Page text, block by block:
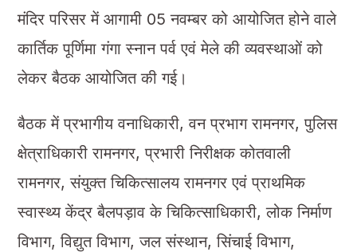
मंदिर परिसर में आगामी 05 नवम्बर को आयोजित होने वाले
कार्तिक पूर्णिमा गंगा स्नान पर्व एवं मेले की व्यवस्थाओं को
लेकर बैठक आयोजित की गई।
बैठक में प्रभागीय वनाधिकारी, वन प्रभाग रामनगर, पुलिस
क्षेत्राधिकारी रामनगर, प्रभारी निरीक्षक कोतवाली
रामनगर, संयुक्त चिकित्सालय रामनगर एवं प्राथमिक
स्वास्थ्य केंद्र बैलपड़ाव के चिकित्साधिकारी, लोक निर्माण
विभाग, विद्युत विभाग, जल संस्थान, सिंचाई विभाग,